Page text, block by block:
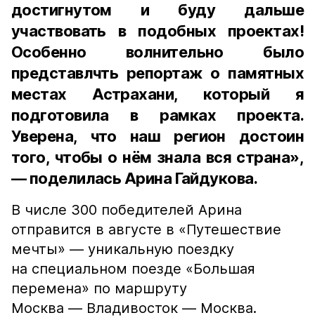
достигнутом и буду дальше
участвовать в подобных проектах!
Особенно волнительно было
представлчть репортаж о памятных
местах Астрахани, который я
подготовила в рамках проекта.
Уверена, что наш регион достоин
того, чтобы о нём знала вся страна»,
— поделилась Арина Гайдукова.
В числе 300 победителей Арина
отправится в августе в «Путешествие
мечты» — уникальную поездку
на специальном поезде «Большая
перемена» по маршруту
Москва — Владивосток — Москва.